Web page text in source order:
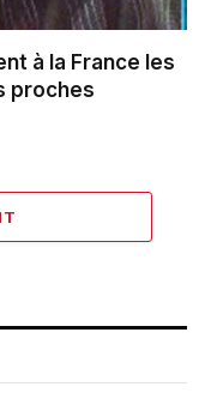
à la France les
proches